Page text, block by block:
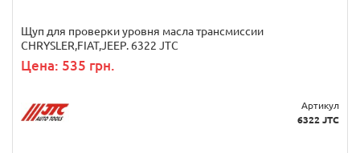
Щуп для проверки уровня масла трансмиссии
CHRYSLER,FIAT,JEEP. 6322 JTC
Цена: 535 грн.
Артикул
6322 JTC